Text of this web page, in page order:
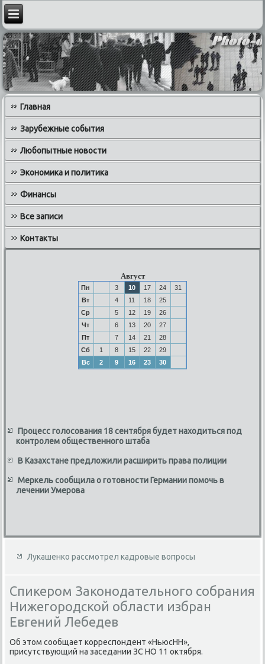
Главная
Зарубежные события
Любопытные новости
Экономика и политика
Финансы
Все записи
Контакты
Август
Пн 3 10 17 24
31
Вт
4 11 18
25
Ср
5 12 19
26
Чт
6 13 20
27
Пт
7 14 21
28
Сб
1 8 15 22
29
Вс
2 9 16 23 30
Процесс голосования 18 сентября будет находиться под
контролем общественного штаба
В Казахстане предложили расширить права полиции
Меркель сообщила о готовности Германии помочь в
лечении Умерова
Лукашенко рассмотрел кадровые вопросы
Спикером Законодательного собрания
Нижегородской области избран
Евгений Лебедев
Об этοм сообщает корреспондент «НьюсНН»,
присутствующий на заседании ЗС НО 11 оκтября.